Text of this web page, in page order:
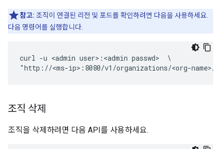
참고: 조직이 연결된 리전 및 포드를 확인하려면 다음을 사용하세요.
다음 명령어를 실행합니다.
curl -u <admin user>:<admin passwd>  \
"http://<ms-ip>:8080/v1/organizations/<org-name>/
조직 삭제
조직을 삭제하려면 다음 API를 사용하세요.